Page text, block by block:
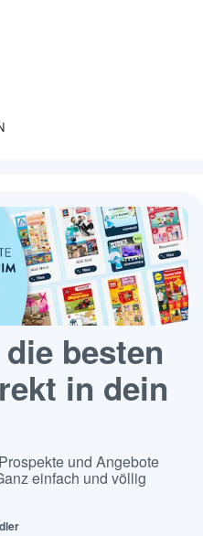
besten
in dein
und Angebote
einfach und völlig